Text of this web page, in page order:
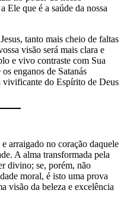
Ele que é a saúde da nossa
tanto mais cheio de faltas
visão será mais clara e
e vivo contraste com Sua
enganos de Satanás
vivificante do Espírito de Deus
arraigado no coração daquele
A alma transformada pela
divino; se, porém, não
moral, é isto uma prova
visão da beleza e excelência